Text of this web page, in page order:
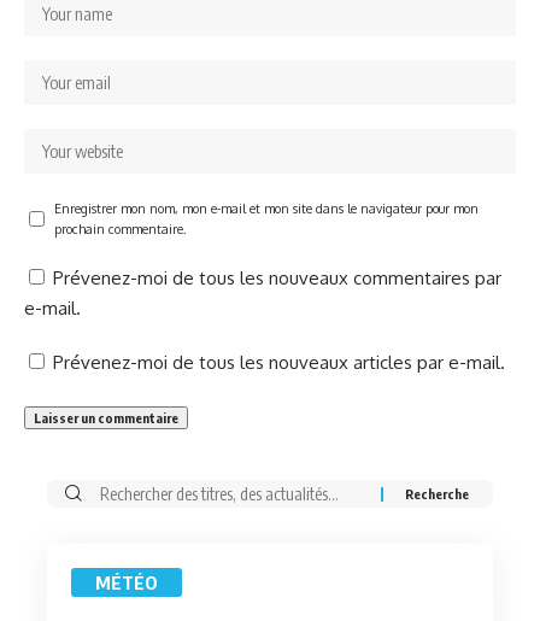
Enregistrer mon nom, mon e-mail et mon site dans le navigateur pour mon
prochain commentaire.
Prévenez-moi de tous les nouveaux commentaires par
e-mail.
Prévenez-moi de tous les nouveaux articles par e-mail.
Rechercher:
MÉTÉO